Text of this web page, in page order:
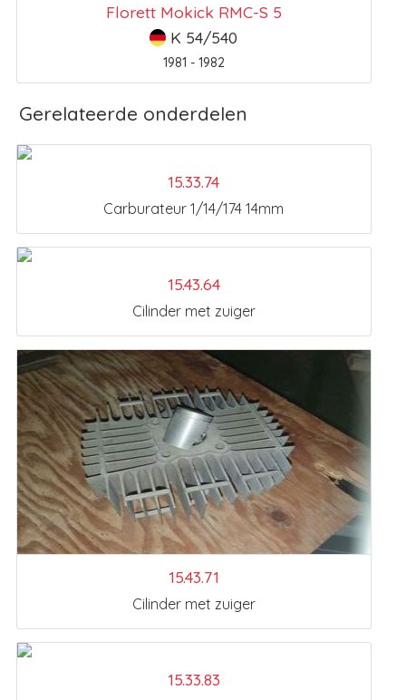
Florett Mokick RMC-S 5
K 54/540
1981 - 1982
Gerelateerde onderdelen
15.33.74
Carburateur 1/14/174 14mm
15.43.64
Cilinder met zuiger
15.43.71
Cilinder met zuiger
15.33.83